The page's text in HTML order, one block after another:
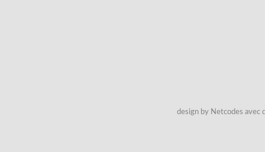
design by Netcodes avec